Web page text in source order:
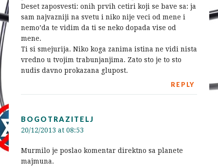
Deset zaposvesti: onih prvih cetiri koji se bave sa: ja
sam najvazniji na svetu i niko nije veci od mene i
nemo’da te vidim da ti se neko dopada vise od
mene.
Ti si smejurija. Niko koga zanima istina ne vidi nista
vredno u tvojim trabunjanjima. Zato sto je to sto
nudis davno prokazana glupost.
REPLY
BOGOTRAZITELJ
20/12/2013 at 08:53
Murmilo je poslao komentar direktno sa planete
majmuna.